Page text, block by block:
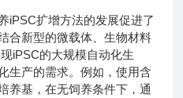
iPSC扩增方法的发展促进了
合新型的微载体、生物材料
iPSC的大规模自动化生
生产的需求。例如，使用含
养基，在无饲养条件下，通